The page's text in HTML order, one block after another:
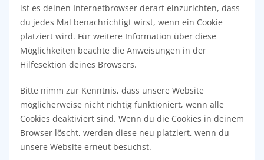
ist es deinen Internetbrowser derart einzurichten, dass
du jedes Mal benachrichtigt wirst, wenn ein Cookie
platziert wird. Für weitere Information über diese
Möglichkeiten beachte die Anweisungen in der
Hilfesektion deines Browsers.
Bitte nimm zur Kenntnis, dass unsere Website
möglicherweise nicht richtig funktioniert, wenn alle
Cookies deaktiviert sind. Wenn du die Cookies in deinem
Browser löscht, werden diese neu platziert, wenn du
unsere Website erneut besuchst.